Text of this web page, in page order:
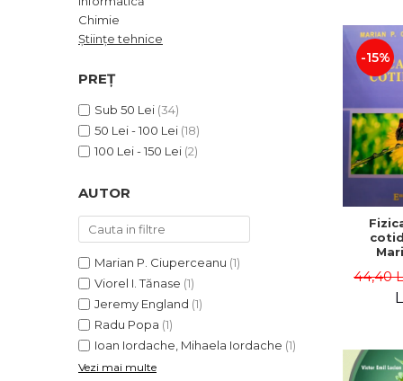
ADMINISTRATIVE
ȘTIINȚE ECONOMICE
EDUCAȚIE FIZICĂ ȘI SPORT
PREUNIVERSITARIA
TIMP LIBER
ÎN CURS DE APARIȚIE
PROMOȚIILE LUNII
ULTIMELE EXEMPLARE
Cum Cumpăr
Distribuitori
Chimie
Științe tehnice
PREȚ
Sub 50 Lei (34)
50 Lei - 100 Lei (18)
100 Lei - 150 Lei (2)
AUTOR
Marian P. Ciuperceanu (1)
Viorel I. Tănase (1)
Jeremy England (1)
Radu Popa (1)
Ioan Iordache, Mihaela Iordache (1)
Vezi mai multe
-15%
44,40